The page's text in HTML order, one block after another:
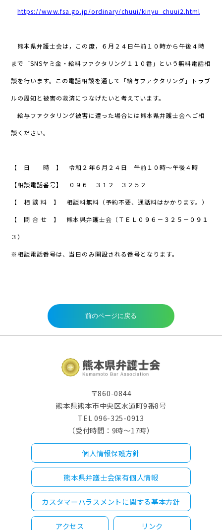
https://www.fsa.go.jp/ordinary/chuui/kinyu_chuui2.html
熊本県弁護士会は，この度，６月２４日午前１０時から午後４時
まで「SNSヤミ金・給料ファクタリング１１０番」という無料電話相
談を行います。この電話相談を通して「給与ファクタリング」トラブ
ルの周知と被害の救済につなげたいと考えています。
給与ファクタリング被害に遭った場合には熊本県弁護士会へご相
談ください。
【 日 時 】 令和２年６月２４日 午前１０時～午後４時
【相談電話番号】 ０９６－３１２－３２５２
【 相 談 料 】 相談料無料（予約不要、通話料はかかります。）
【 問 合 せ 】 熊本県弁護士会（ＴＥＬ０９６－３２５－０９１
３）
※相談電話番号は、当日のみ開設される番号となります。
〒860-0844
熊本県熊本市中央区水道町9番8号
TEL 096-325-0913
（受付時間：9時～17時）
個人情報保護方針
熊本県弁護士会保有個人情報
カスタマーハラスメントに関する基本方針
アクセス リンク